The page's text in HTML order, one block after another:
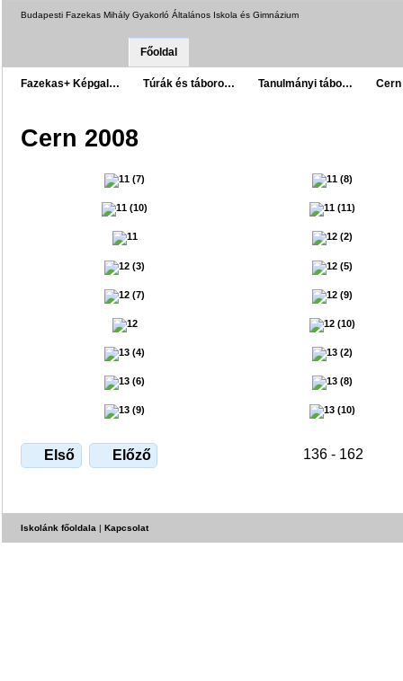
Budapesti Fazekas Mihály Gyakorló Általános Iskola és Gimnázium
Főoldal
Fazekas+ Képgal… Túrák és táboro… Tanulmányi tábo… Cern
Cern 2008
Első Előző 136 - 162
Iskolánk főoldala | Kapcsolat